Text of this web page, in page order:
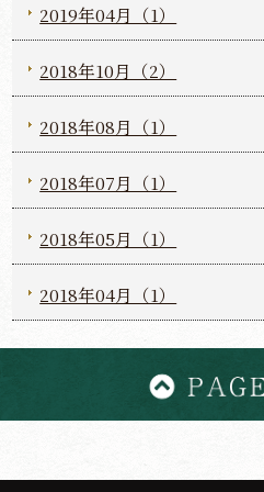
2019年04月（1）
2018年10月（2）
2018年08月（1）
2018年07月（1）
2018年05月（1）
2018年04月（1）